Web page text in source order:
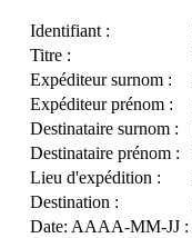
Identifiant :
Titre :
Expéditeur surnom :
Expéditeur prénom :
Destinataire surnom :
Destinataire prénom :
Lieu d'expédition :
Destination :
Date: AAAA-MM-JJ :